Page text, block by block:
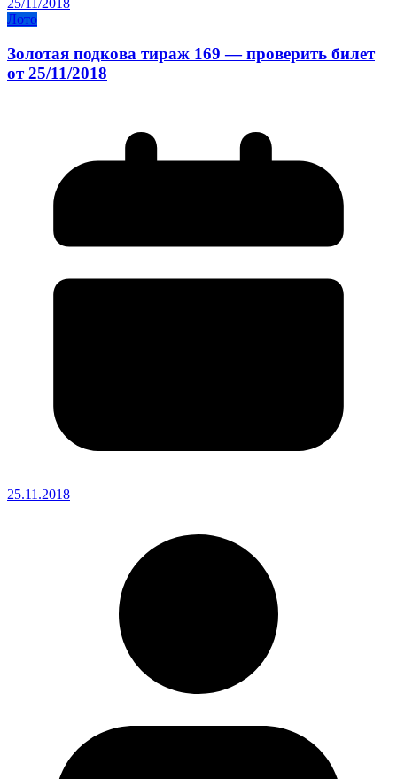
Лото
Золотая подкова тираж 169 — проверить билет
от 25/11/2018
25.11.2018